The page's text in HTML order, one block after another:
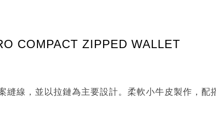
COMPACT ZIPPED WALLET
線，並以拉鏈為主要設計。柔軟小牛皮製作，配